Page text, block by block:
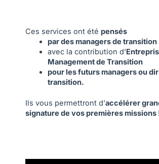
Ces services ont été pensés
par des managers de transition
avec la contribution d’
Management de Transition
pour les futurs managers ou
transition.
Ils vous permettront d’accélérer
signature de vos premières missions